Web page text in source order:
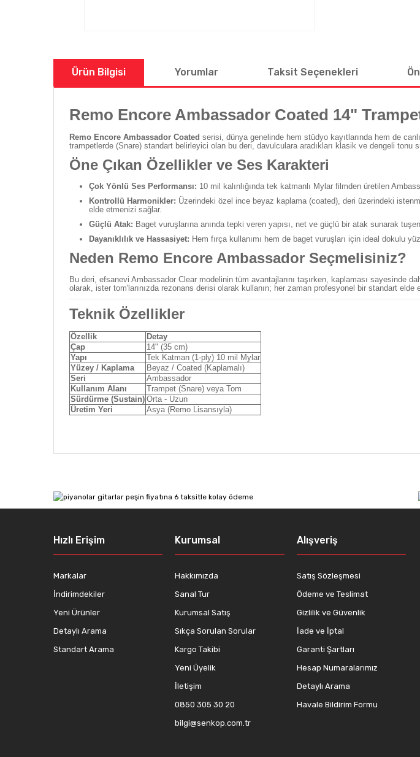
Ürün Bilgisi Yorumlar Taksit Seçenekleri
Remo Encore Ambassador Coated 14"
Remo Encore Ambassador Coated serisi, dünya genelinde hem stüdyo kayıtlarında hem de
trampetlerde (Snare) standart belirleyici olan bu deri, davulculara aradıkları klasik ve dengeli tonu
Öne Çıkan Özellikler ve Ses Karakteri
Çok Yönlü Ses Performansı: 10 mil kalınlığında tek katmanlı Mylar filmden üretilen
Kontrollü Harmonikler: Üzerindeki özel ince beyaz kaplama (coated), deri üzerindeki
elde etmenizi sağlar.
Güçlü Atak: Baget vuruşlarına anında tepki veren yapısı, net ve güçlü bir atak sunarak
Dayanıklılık ve Hassasiyet: Hem fırça kullanımı hem de baget vuruşları için ideal dokulu
Neden Remo Encore Ambassador Seçmelisiniz?
Bu deri, efsanevi Ambassador Clear modelinin tüm avantajlarını taşırken, kaplaması sayesinde
olarak, ister tom'larınızda rezonans derisi olarak kullanın; her zaman profesyonel bir standart elde
Teknik Özellikler
Özellik
Detay
Çap
14" (35 cm)
Yapı
Tek Katman (1-ply) 10 mil Mylar
Yüzey / Kaplama
Beyaz / Coated (Kaplamalı)
Seri
Ambassador
Kullanım Alanı
Trampet (Snare) veya Tom
Sürdürme (Sustain) Orta - Uzun
Üretim Yeri
Asya (Remo Lisansıyla)
Yorum
Görüş ve önerileriniz için teşekkür ederiz.
Ürün açıklamasında eksik bilgiler bulunuyor.
Ürün fiyatı diğer sitelerden daha pahalı.
Hızlı Erişim
Markalar
İndirimdekiler
Yeni Ürünler
Detaylı Arama
Standart Arama
Kurumsal
Hakkımızda
Sanal Tur
Kurumsal Satış
Sıkça Sorulan Sorular
Kargo Takibi
Yeni Üyelik
İletişim
0850 305 30 20
bilgi@senkop.com.tr
Alışveriş
Satış Sözleşmesi
Ödeme ve Teslimat
Gizlilik ve Güvenlik
İade ve İptal
Garanti Şartları
Hesap Numaralarımız
Detaylı Arama
Havale Bildirim Formu